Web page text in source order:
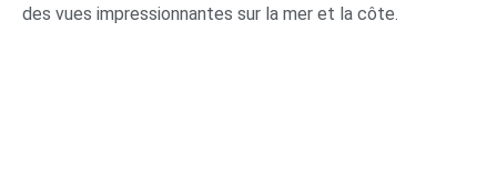
des vues impressionnantes sur la mer et la côte.